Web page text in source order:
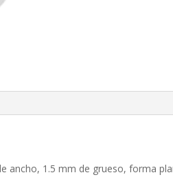
ancho, 1.5 mm de grueso, forma